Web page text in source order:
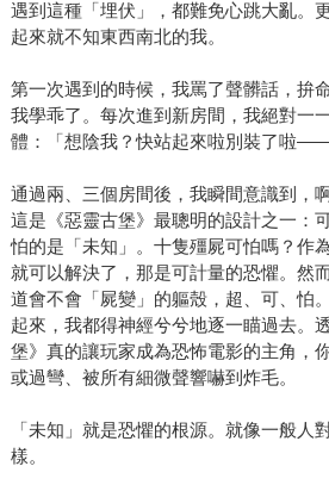
遇到這種「埋伏」，都難免心跳大亂。
起來就不知東西南北的我。
第一次遇到的時候，我罵了聲髒話，拚
我學乖了。每次進到新房間，我絕對一
體：「想陰我？快站起來啦別裝了啦——
通過兩、三個房間後，我瞬間意識到，
這是《惡靈古堡》最聰明的設計之一：
怕的是「未知」。十隻殭屍可怕嗎？作
就可以解決了，那是可計量的恐懼。然
道會不會「屍變」的軀殼，超、可、怕
起來，我都得神經兮兮地逐一瞄過去。
堡》真的讓玩家成為恐怖電影的主角，
或過彎、被所有細微聲響嚇到炸毛。
「未知」就是恐懼的根源。就像一般人
樣。